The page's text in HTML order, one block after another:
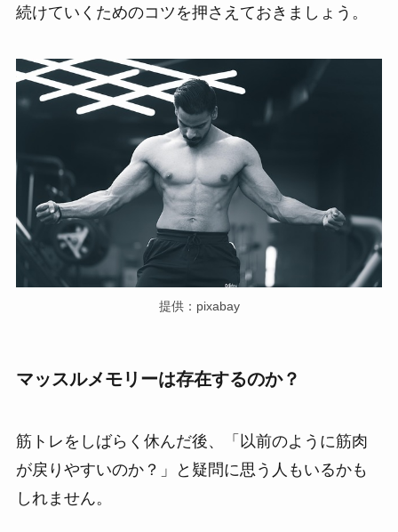
続けていくためのコツを押さえておきましょう。
提供：pixabay
マッスルメモリーは存在するのか？
筋トレをしばらく休んだ後、「以前のように筋肉
が戻りやすいのか？」と疑問に思う人もいるかも
しれません。